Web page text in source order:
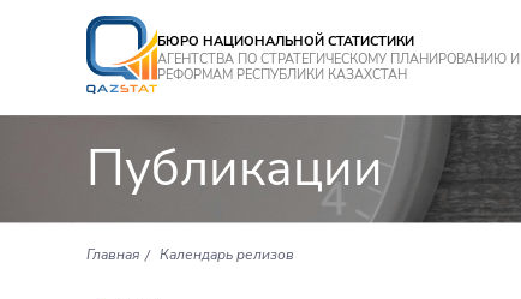
БЮРО НАЦИОНАЛЬНОЙ СТАТИСТИКИ
АГЕНТСТВА ПО СТРАТЕГИЧЕСКОМУ ПЛАНИРОВАНИЮ И
РЕФОРМАМ РЕСПУБЛИКИ КАЗАХСТАН
Публикации
Главная Календарь релизов